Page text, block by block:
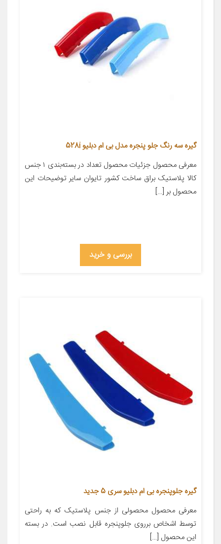
گیره سه رنگ جلو پنجره مدل بی ام دبلیو 528i
معرفی محصول جزئیات محصول تعداد در بسته‌بندی ۱ جنس
کالا پلاستیک براق ساخت کشور تایوان سایر توضیحات این
محصول بر […]
بررسی و خرید
گیره جلوپنجره بی ام دبلیو سری 5 جدید
معرفی محصول محصولی از جنس پلاستیک که به راحتی
توسط اشخاص برروی جلوپنجره قابل نصب است. در بسته
این محصول […]